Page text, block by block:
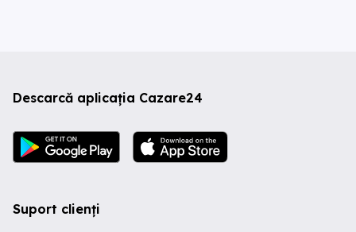
Descarcă aplicația Cazare24
Suport clienți